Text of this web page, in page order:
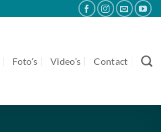
Foto’s Video’s Contact